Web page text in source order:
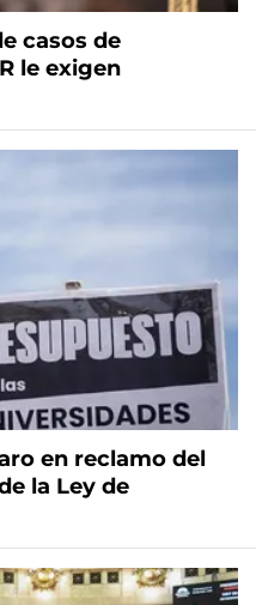
casos de
le exigen
en reclamo del
la Ley de